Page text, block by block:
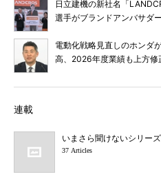
日立建機の新社名「
選手がブランドアンバサダ
電動化戦略見直しのホンダ
高、2026年度業績も上方修
連載
いまさら聞けないシリーズ
37 Articles